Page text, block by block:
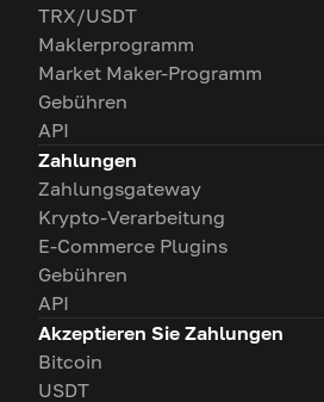
TRX/USDT
Maklerprogramm
Market Maker-Programm
Gebühren
API
Zahlungen
Zahlungsgateway
Krypto-Verarbeitung
E-Commerce Plugins
Gebühren
API
Akzeptieren Sie Zahlungen
Bitcoin
USDT